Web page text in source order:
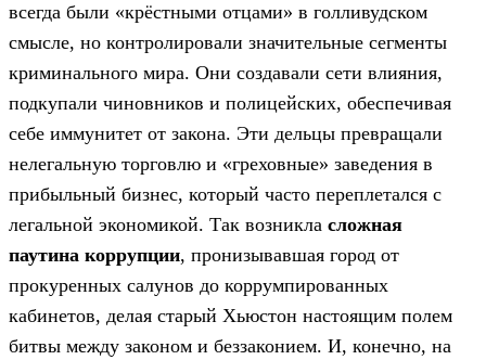
всегда были «крёстными отцами» в голливудском
смысле, но контролировали значительные сегменты
криминального мира. Они создавали сети влияния,
подкупали чиновников и полицейских, обеспечивая
себе иммунитет от закона. Эти дельцы превращали
нелегальную торговлю и «греховные» заведения в
прибыльный бизнес, который часто переплетался с
легальной экономикой. Так возникла сложная
паутина коррупции, пронизывавшая город от
прокуренных салунов до коррумпированных
кабинетов, делая старый Хьюстон настоящим полем
битвы между законом и беззаконием. И, конечно, на